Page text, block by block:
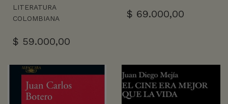
LITERATURA
COLOMBIANA
$ 59.000,00
$ 69.000,00